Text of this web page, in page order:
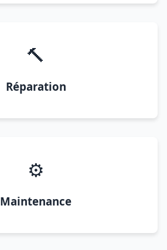
🔨
Réparation
⚙️
Maintenance